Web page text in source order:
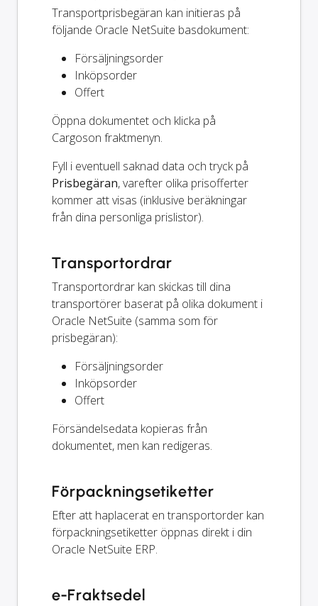
Transportprisbegäran kan initieras på
följande Oracle NetSuite basdokument:
Försäljningsorder
Inköpsorder
Offert
Öppna dokumentet och klicka på
Cargoson fraktmenyn.
Fyll i eventuell saknad data och tryck på
Prisbegäran, varefter olika prisofferter
kommer att visas (inklusive beräkningar
från dina personliga prislistor).
Transportordrar
Transportordrar kan skickas till dina
transportörer baserat på olika dokument i
Oracle NetSuite (samma som för
prisbegäran):
Försäljningsorder
Inköpsorder
Offert
Försändelsedata kopieras från
dokumentet, men kan redigeras.
Förpackningsetiketter
Efter att haplacerat en transportorder kan
förpackningsetiketter öppnas direkt i din
Oracle NetSuite ERP.
e-Fraktsedel